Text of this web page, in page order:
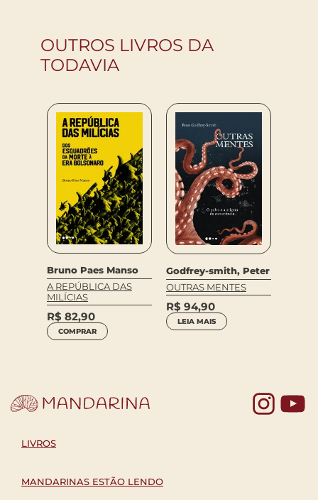
OUTROS LIVROS DA
TODAVIA
Bruno Paes Manso
A REPÚBLICA DAS
MILÍCIAS
R$ 82,90
COMPRAR
Godfrey-smith, Peter
OUTRAS MENTES
R$ 94,90
LEIA MAIS
LIVROS
MANDARINAS ESTÃO LENDO